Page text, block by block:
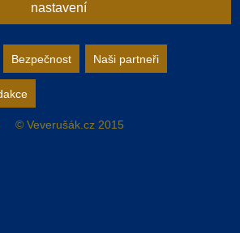
nastavení
webu
Bezpečnost Naši partneři
© Veverušák.cz 2015